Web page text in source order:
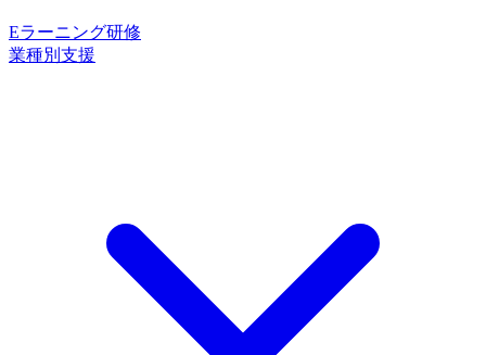
Eラーニング研修
業種別支援